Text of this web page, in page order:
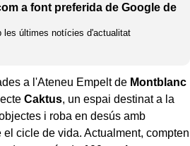
a font preferida de Google de
les últimes notícies d'actualitat
a l'Ateneu Empelt de Montblanc
Caktus, un espai destinat a la
i roba en desús amb
el cicle de vida. Actualment, compten